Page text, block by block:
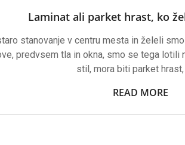
Laminat ali parket hrast, ko
stanovanje v centru mesta in želeli
predvsem tla in okna, smo se tega lotili
stil, mora biti parket
READ MORE